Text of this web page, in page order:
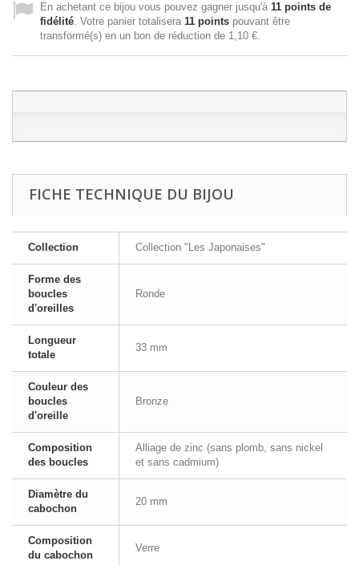
En achetant ce bijou vous pouvez gagner jusqu'à 11 points de
fidélité. Votre panier totalisera 11 points pouvant être
transformé(s) en un bon de réduction de 1,10 €.
FICHE TECHNIQUE DU BIJOU
Collection Collection "Les Japonaises"
Forme des
boucles
d'oreilles
Ronde
Longueur
totale
33 mm
Couleur des
boucles
d'oreille
Bronze
Composition
des boucles
Alliage de zinc (sans plomb, sans nickel
et sans cadmium)
Diamètre du
cabochon
20 mm
Composition
du cabochon
Verre